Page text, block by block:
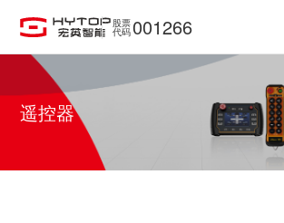
股票
代码 001266
遥控器